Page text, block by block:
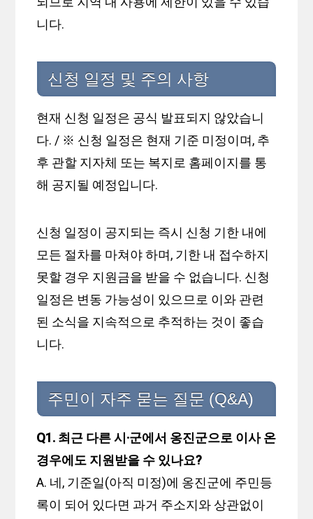
니다.
신청 일정 및 주의 사항
현재 신청 일정은 공식 발표되지 않았습니
다. / ※ 신청 일정은 현재 기준 미정이며, 추
후 관할 지자체 또는 복지로 홈페이지를 통
해 공지될 예정입니다.
신청 일정이 공지되는 즉시 신청 기한 내에
모든 절차를 마쳐야 하며, 기한 내 접수하지
못할 경우 지원금을 받을 수 없습니다. 신청
일정은 변동 가능성이 있으므로 이와 관련
된 소식을 지속적으로 추적하는 것이 좋습
니다.
주민이 자주 묻는 질문 (Q&A)
Q1. 최근 다른 시·군에서 옹진군으로 이사 온
경우에도 지원받을 수 있나요?
A. 네, 기준일(아직 미정)에 옹진군에 주민등
록이 되어 있다면 과거 주소지와 상관없이